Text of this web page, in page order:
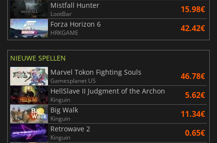
Mistfall Hunter
LootBar 15.98€
Forza Horizon 6
HRKGAME 42.42€
NIEUWE SPELLEN
Marvel Tokon Fighting Souls
Gamesplanet US 46.78€
HellSlave II Judgment of the Archon
Kinguin 5.62€
Big Walk
Kinguin 11.34€
Retrowave 2
Kinguin 0.65€